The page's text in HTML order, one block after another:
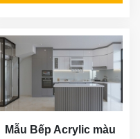
Mẫu Bếp Acrylic màu